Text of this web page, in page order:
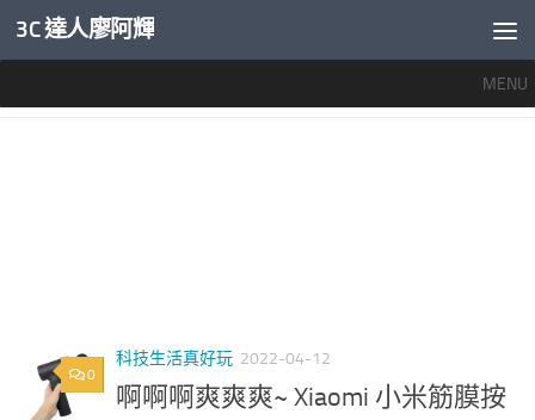
內文下方
3C 達人廖阿輝
MENU
0
科技生活真好玩 2022-04-12
啊啊啊爽爽爽~ Xiaomi 小米筋膜按